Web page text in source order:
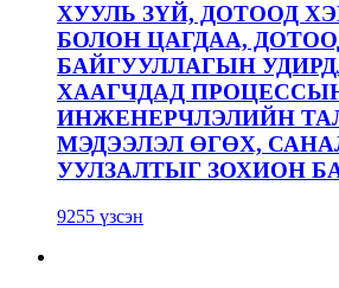
ХУУЛЬ ЗҮЙ, ДОТООД
БОЛОН ЦАГДАА,
БАЙГУУЛЛАГЫН
ХААГЧДАД
ИНЖЕНЕРЧЛЭЛИЙН
МЭДЭЭЛЭЛ ӨГӨХ,
УУЛЗАЛТЫГ ЗОХИОН
9255 үзсэн